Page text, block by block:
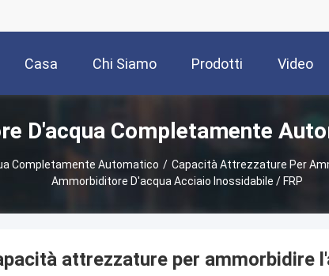
Casa Chi Siamo Prodotti Video
D'acqua Completamente
Completamente Automatico / Capacità Attrezzature Per
Ammorbiditore D'acqua Acciaio Inossidabile / FRP
attrezzature per ammorbidire